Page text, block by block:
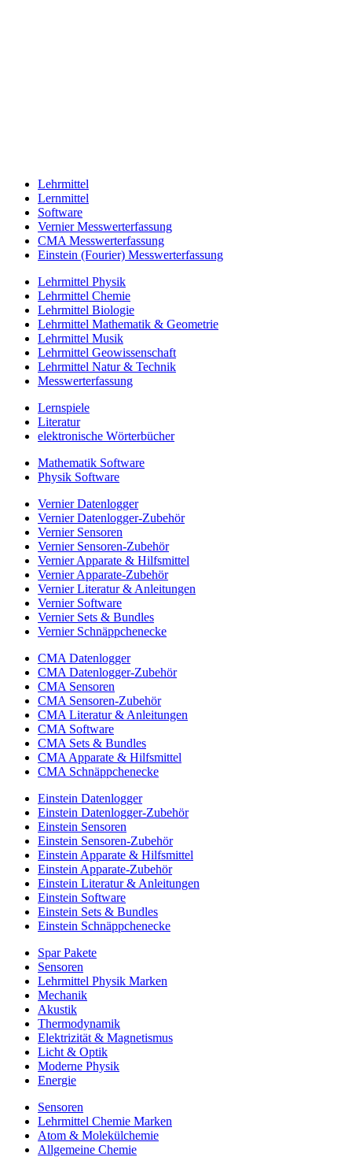
Lehrmittel
Lernmittel
Software
Vernier Messwerterfassung
CMA Messwerterfassung
Einstein (Fourier) Messwerterfassung
Lehrmittel Physik
Lehrmittel Chemie
Lehrmittel Biologie
Lehrmittel Mathematik & Geometrie
Lehrmittel Musik
Lehrmittel Geowissenschaft
Lehrmittel Natur & Technik
Messwerterfassung
Lernspiele
Literatur
elektronische Wörterbücher
Mathematik Software
Physik Software
Vernier Datenlogger
Vernier Datenlogger-Zubehör
Vernier Sensoren
Vernier Sensoren-Zubehör
Vernier Apparate & Hilfsmittel
Vernier Apparate-Zubehör
Vernier Literatur & Anleitungen
Vernier Software
Vernier Sets & Bundles
Vernier Schnäppchenecke
CMA Datenlogger
CMA Datenlogger-Zubehör
CMA Sensoren
CMA Sensoren-Zubehör
CMA Literatur & Anleitungen
CMA Software
CMA Sets & Bundles
CMA Apparate & Hilfsmittel
CMA Schnäppchenecke
Einstein Datenlogger
Einstein Datenlogger-Zubehör
Einstein Sensoren
Einstein Sensoren-Zubehör
Einstein Apparate & Hilfsmittel
Einstein Apparate-Zubehör
Einstein Literatur & Anleitungen
Einstein Software
Einstein Sets & Bundles
Einstein Schnäppchenecke
Spar Pakete
Sensoren
Lehrmittel Physik Marken
Mechanik
Akustik
Thermodynamik
Elektrizität & Magnetismus
Licht & Optik
Moderne Physik
Energie
Sensoren
Lehrmittel Chemie Marken
Atom & Molekülchemie
Allgemeine Chemie